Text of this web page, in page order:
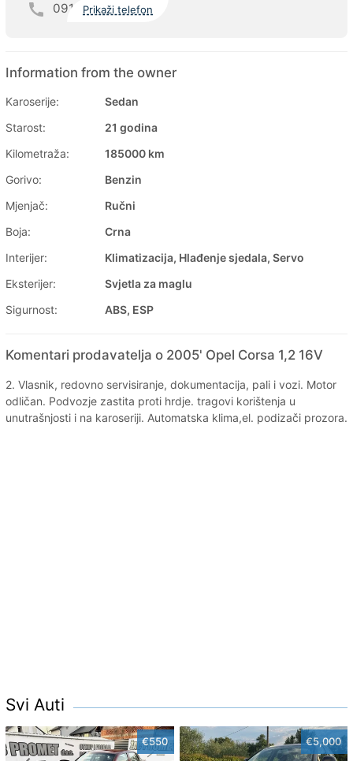
091 Prikaži telefon
Information from the owner
Karoserije:
Sedan
Starost:
21 godina
Kilometraža:
185000 km
Gorivo:
Benzin
Mjenjač:
Ručni
Boja:
Crna
Interijer:
Klimatizacija, Hlađenje sjedala, Servo
Eksterijer:
Svjetla za maglu
Sigurnost:
ABS, ESP
Komentari prodavatelja o 2005' Opel Corsa 1,2 16V
2. Vlasnik, redovno servisiranje, dokumentacija, pali i vozi. Motor
odličan. Podvozje zastita proti hrdje. tragovi korištenja u
unutrašnjosti i na karoseriji. Automatska klima,el. podizači prozora.
Svi Auti
€550 €5,000